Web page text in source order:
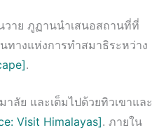
วาย ภูฏานนำเสนอสถานที่ที่
ทางแห่งการทำสมาธิระหว่าง
.
ลัย และเต็มไปด้วยทิวเขาและ
Visit Himalayas]. ภายใน